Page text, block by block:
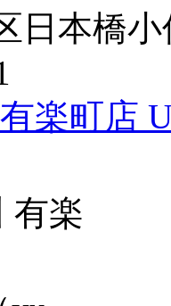
日本橋小
楽町店